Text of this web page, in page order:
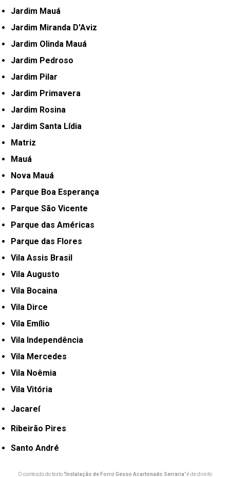
Jardim Mauá
Jardim Miranda D'Aviz
Jardim Olinda Mauá
Jardim Pedroso
Jardim Pilar
Jardim Primavera
Jardim Rosina
Jardim Santa Lídia
Matriz
Mauá
Nova Mauá
Parque Boa Esperança
Parque São Vicente
Parque das Américas
Parque das Flores
Vila Assis Brasil
Vila Augusto
Vila Bocaina
Vila Dirce
Vila Emílio
Vila Independência
Vila Mercedes
Vila Noêmia
Vila Vitória
Jacareí
Ribeirão Pires
Santo André
O conteúdo do texto " Instalação de Forro Gesso Acartonado Serraria" é de direito